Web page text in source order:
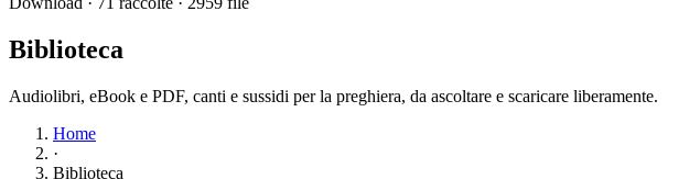
Biblioteca
Audiolibri, eBook e PDF, canti e sussidi per la preghiera, da ascoltare e scaricare liberamente.
Home
·
Biblioteca